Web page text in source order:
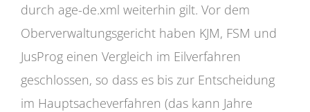
durch age-de.xml weiterhin gilt. Vor dem
Oberverwaltungsgericht haben KJM, FSM und
JusProg einen Vergleich im Eilverfahren
geschlossen, so dass es bis zur Entscheidung
im Hauptsacheverfahren (das kann Jahre